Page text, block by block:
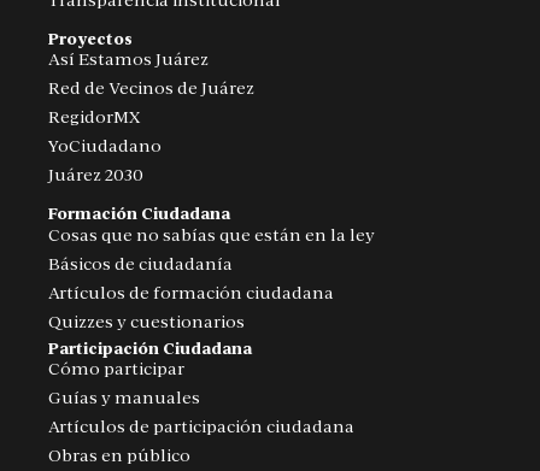
Proyectos
Así Estamos Juárez
Red de Vecinos de Juárez
RegidorMX
YoCiudadano
Juárez 2030
Formación Ciudadana
Cosas que no sabías que están en la ley
Básicos de ciudadanía
Artículos de formación ciudadana
Quizzes y cuestionarios
Participación Ciudadana
Cómo participar
Guías y manuales
Artículos de participación ciudadana
Obras en público